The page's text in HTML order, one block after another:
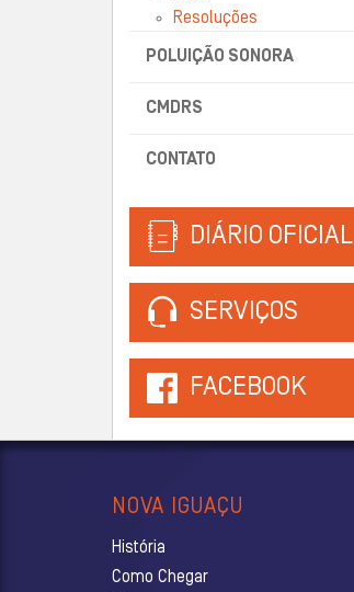
Resoluções
POLUIÇÃO SONORA
CMDRS
CONTATO
DIÁRIO OFICIAL
SERVIÇOS
FACEBOOK
NOVA IGUAÇU
História
Como Chegar